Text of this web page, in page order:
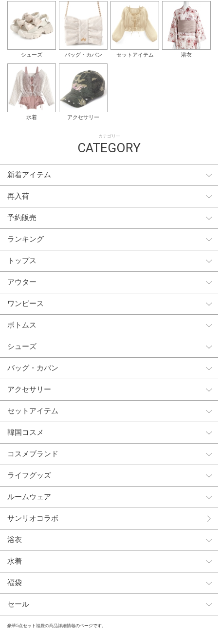
シューズ バッグ・カバン セットアイテム 浴衣
水着 アクセサリー
カテゴリー
CATEGORY
新着アイテム
再入荷
予約販売
ランキング
トップス
アウター
ワンピース
ボトムス
シューズ
バッグ・カバン
アクセサリー
セットアイテム
韓国コスメ
コスメブランド
ライフグッズ
ルームウェア
サンリオコラボ
浴衣
水着
福袋
セール
豪華5点セット福袋の商品詳細情報のページです。